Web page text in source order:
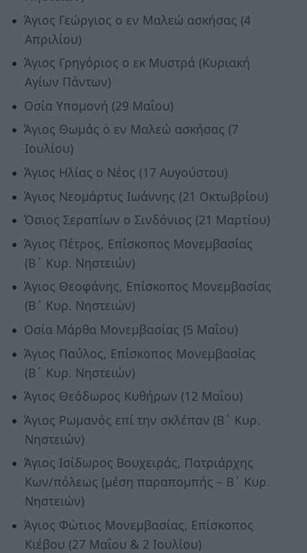
Άγιος Γεώργιος ο εν Μαλεώ ασκήσας (4
Απριλίου)
Άγιος Γρηγόριος ο εκ Μυστρά (Κυριακή
Αγίων Πάντων)
Οσία Υπομονή (29 Μαΐου)
Άγιος Θωμάς ὁ εν Μαλεώ ασκήσας (7
Ιουλίου)
Άγιος Ηλίας ο Νέος (17 Αυγούστου)
Άγιος Νεομάρτυς Ιωάννης (21 Οκτωβρίου)
Όσιος Σεραπίων ο Σινδόνιος (21 Μαρτίου)
Άγιος Πέτρος, Επίσκοπος Μονεμβασίας
(Β΄ Κυρ. Νηστειών)
Άγιος Θεοφάνης, Επίσκοπος Μονεμβασίας
(Β΄ Κυρ. Νηστειών)
Οσία Μάρθα Μονεμβασίας (5 Μαΐου)
Άγιος Παύλος, Επίσκοπος Μονεμβασίας
(Β΄ Κυρ. Νηστειών)
Άγιος Θεόδωρος Κυθήρων (12 Μαΐου)
Άγιος Ρωμανός επί την σκλέπαν (Β΄ Κυρ.
Νηστειών)
Άγιος Ισίδωρος Βουχειράς, Πατριάρχης
Κων/πόλεως (μέση παραπομπής – Β΄ Κυρ.
Νηστειών)
Άγιος Φώτιος Μονεμβασίας, Επίσκοπος
Κιέβου (27 Μαΐου & 2 Ιουλίου)